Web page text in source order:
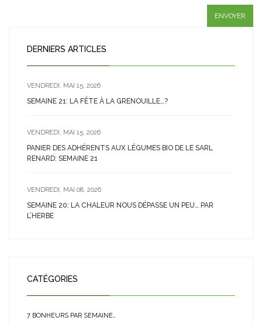
DERNIERS ARTICLES
VENDREDI, MAI 15, 2026
SEMAINE 21: LA FÊTE À LA GRENOUILLE…?
VENDREDI, MAI 15, 2026
PANIER DES ADHÉRENTS AUX LÉGUMES BIO DE LE SARL
RENARD: SEMAINE 21
VENDREDI, MAI 08, 2026
SEMAINE 20: LA CHALEUR NOUS DÉPASSE UN PEU… PAR
L’HERBE
CATÉGORIES
7 BONHEURS PAR SEMAINE…